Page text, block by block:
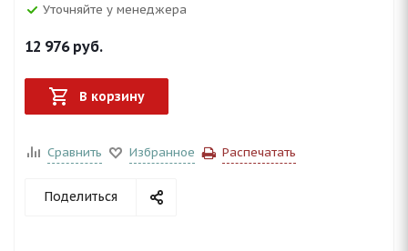
Уточняйте у менеджера
12 976руб.
В корзину
Сравнить Избранное Распечатать
Поделиться